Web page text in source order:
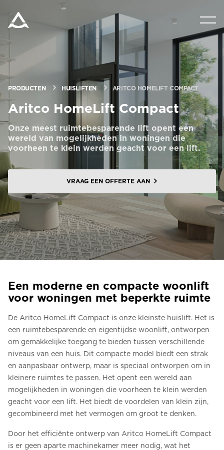
PRODUCTEN
VRAAG OM EEN PRIJSRAMING
HULPMIDDELEN
BLOG & NIEUWS
OVER ARITCO
PROFESSIONELE
Bestel een Digital HomeKit
Vraag om een prijsraming
Aanmelden voor nieuwsbrief
FAQ
Neem contact op
NL
PRODUCTEN HUISLIFTEN ARITCO HOMELIFT COMPACT
Aritco HomeLift Compact
Onze meest ruimtebesparende lift opent een
wereld van mogelijkheden in woningen die
voorheen te klein werden geacht voor een lift.
VRAAG EEN OFFERTE AAN
Een moderne en compacte woonlift
voor woningen met beperkte ruimte
De Aritco HomeLift Compact is onze kleinste huislift. Het is
een ruimtebesparende en eigentijdse woonlift, ontworpen
om gemakkelijke toegang te bieden tussen verschillende
niveaus van een huis. Dit compacte model biedt een strak
en aanpasbaar ontwerp, maar is speciaal ontworpen om in
kleinere ruimtes te passen. Het opent een wereld aan
mogelijkheden in woningen die voorheen te klein werden
geacht voor een lift. Het biedt de voordelen van klein zijn,
gecombineerd met het vermogen om groot te denken.
Door het efficiënte ontwerp van Aritco HomeLift Compact
is er geen aparte machinekamer meer nodig, wat het